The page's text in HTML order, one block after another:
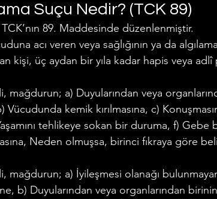
Suçu Nedir? (TCK 89)
89. Maddesinde düzenlenmiştir.
acı veren veya sağlığının ya da
kişi, üç aydan bir yıla kadar hapis veya adlî
mağdurun; a) Duyularından veya
Vücudunda kemik kırılmasına, c)
tehlikeye sokan bir duruma, f) Gebe
Neden olmuşsa, birinci fıkraya göre
mağdurun; a) İyileşmesi olanağı
b) Duyularından veya organlarından